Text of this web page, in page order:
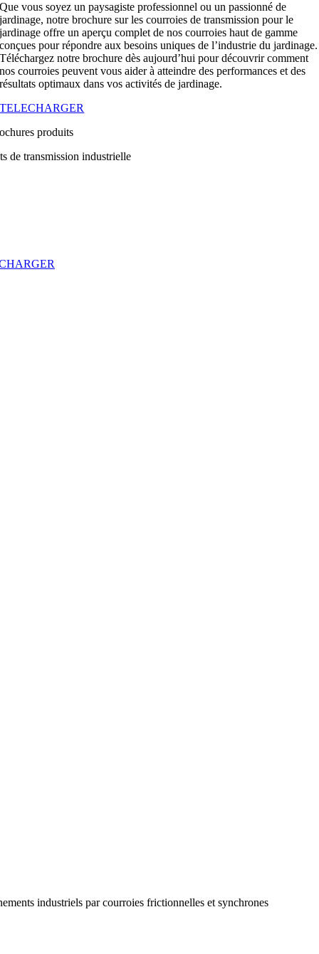
Que vous soyez un paysagiste professionnel ou un passionné de
jardinage, notre brochure sur les courroies de transmission pour le
jardinage offre un aperçu complet de nos courroies haut de gamme
conçues pour répondre aux besoins uniques de l’industrie du jardinage.
Téléchargez notre brochure dès aujourd’hui pour découvrir comment
nos courroies peuvent vous aider à atteindre des performances et des
résultats optimaux dans vos activités de jardinage.
TELECHARGER
produits
de transmission industrielle
industriels par courroies frictionnelles et synchrones